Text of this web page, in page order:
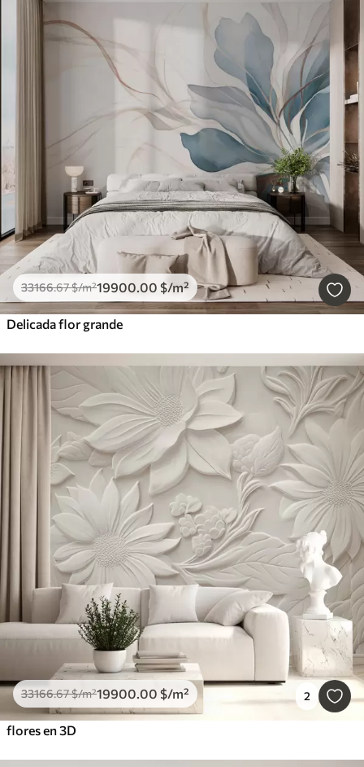
33166.67$/m²19900.00 $/m²
Delicada flor grande
33166.67$/m²19900.00 $/m² 2
flores en 3D